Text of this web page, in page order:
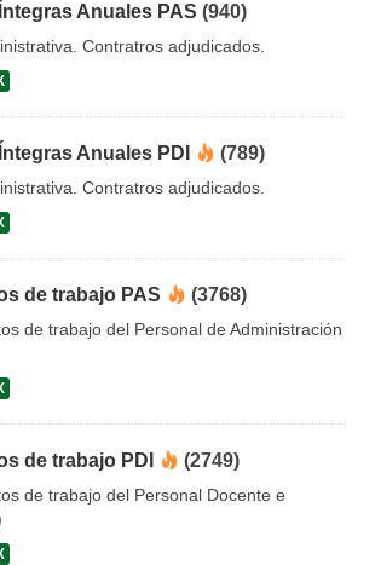
Anuales PAS (940)
Contratros adjudicados.
Anuales PDI (789)
Contratros adjudicados.
de trabajo PAS (3768)
de trabajo del Personal de Administración
de trabajo PDI (2749)
de trabajo del Personal Docente e